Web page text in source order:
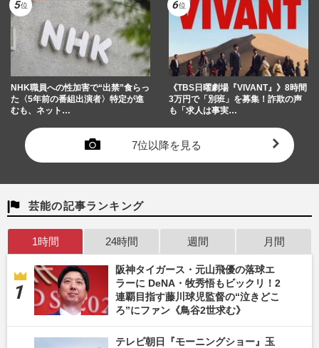
NHK職員への性加害で“出禁”食らっ
た〈5年前の番組出演者〉特定が進
むも、ネット…
《TBS日曜劇場『VIVANT』》8時間
3万円で「別班」を募集！詐欺の声
も「求人は事実…
7位以降を見る
芸能の記事ランキング
1時間 24時間 週間 月間
阪神タイガース・元山飛優の落球エ
ラーに DeNA・牧秀悟もビックリ！2
連覇目指す藤川球児監督の“泣きどこ
ろ”にファン《鳥谷2世求む》
テレビ朝日『モーニングショー』玉